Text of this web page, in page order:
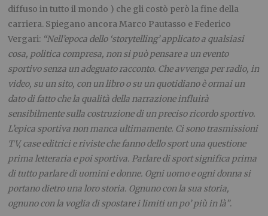
diffuso in tutto il mondo ) che gli costò però la fine della
carriera. Spiegano ancora Marco Pautasso e Federico
Vergari: “Nell’epoca dello ‘storytelling’ applicato a qualsiasi
cosa, politica compresa, non si può pensare a un evento
sportivo senza un adeguato racconto. Che avvenga per radio, in
video, su un sito, con un libro o su un quotidiano è ormai un
dato di fatto che la qualità della narrazione influirà
sensibilmente sulla costruzione di un preciso ricordo sportivo.
L’epica sportiva non manca ultimamente. Ci sono trasmissioni
TV, case editrici e riviste che fanno dello sport una questione
prima letteraria e poi sportiva. Parlare di sport significa prima
di tutto parlare di uomini e donne. Ogni uomo e ogni donna si
portano dietro una loro storia. Ognuno con la sua storia,
ognuno con la voglia di spostare i limiti un po’ più in là”.